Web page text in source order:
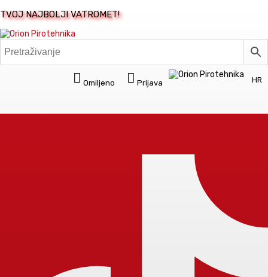
TVOJ NAJBOLJI VATROMET!
Omiljeno Prijava HR